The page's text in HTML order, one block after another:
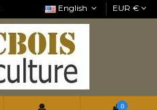
English EUR €
0